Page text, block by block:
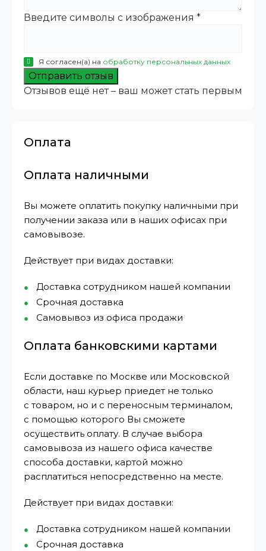
Введите символы с изображения *
Я согласен(а) на обработку персональных данных
Отправить отзыв
Отзывов ещё нет – ваш может стать первым
Оплата
Оплата наличными
Вы можете оплатить покупку наличными при
получении заказа или в наших офисах при
самовывозе.
Действует при видах доставки:
Доставка сотрудником нашей компании
Срочная доставка
Самовывоз из офиса продажи
Оплата банковскими картами
Если доставке по Москве или Московской
области, наш курьер приедет не только
с товаром, но и с переносным терминалом,
с помощью которого Вы сможете
осуществить оплату. В случае выбора
самовывоза из нашего офиса качестве
способа доставки, картой можно
расплатиться непосредственно на месте.
Действует при видах доставки:
Доставка сотрудником нашей компании
Срочная доставка